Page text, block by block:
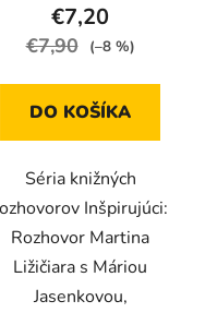
€7,20
€7,90 (–8 %)
DO KOŠÍKA
Séria knižných
Inšpirujúci:
Rozhovor Martina
Ližičiara s Máriou
Jasenkovou,